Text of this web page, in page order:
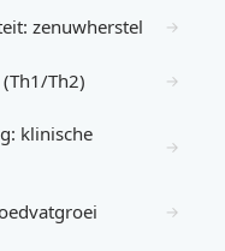
zenuwherstel →
Th2) →
klinische
→
→